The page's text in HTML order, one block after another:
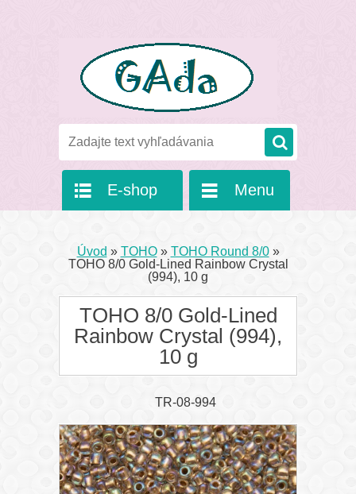
E-shop Menu
Úvod » TOHO » TOHO Round 8/0 »
TOHO 8/0 Gold-Lined Rainbow Crystal
(994), 10 g
TOHO 8/0 Gold-Lined
Rainbow Crystal (994),
10 g
TR-08-994